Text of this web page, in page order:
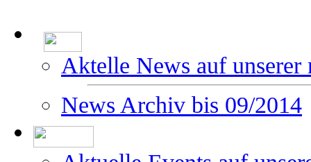
Aktelle News auf unserer
News Archiv bis 09/2014